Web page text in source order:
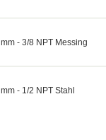
- 3/8 NPT Messing
- 1/2 NPT Stahl